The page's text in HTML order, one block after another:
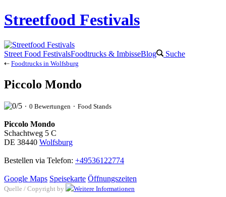
Streetfood Festivals
Street Food FestivalsFoodtrucks & ImbisseBlog Suche
⇠ Foodtrucks in Wolfsburg
Piccolo Mondo
⬝ 0 Bewertungen ⬝ Food Stands
Piccolo Mondo
Schachtweg 5 C
DE 38440 Wolfsburg
Bestellen via Telefon: +49536122774
Google Maps Speisekarte Öffnungszeiten
Quelle / Copyright by